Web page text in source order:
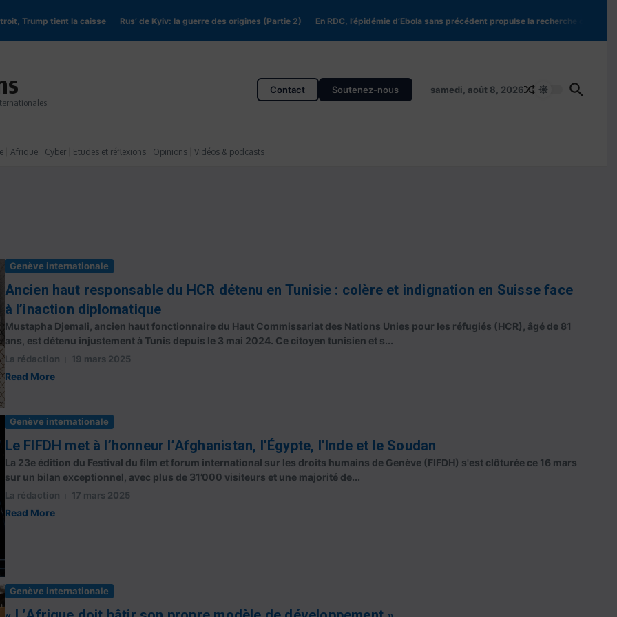
tient la caisse Rus’ de Kyiv: la guerre des origines (Partie 2) En RDC, l’épidémie d’Ebola sans précédent propulse la recherche de nouveaux
Contact Soutenez-nous samedi, août 8, 2026
Afrique Cyber Etudes et réflexions Opinions Vidéos & podcasts
Genève internationale
Ancien haut responsable du HCR détenu en Tunisie : colère et indignation en Suisse face
à l’inaction diplomatique
Mustapha Djemali, ancien haut fonctionnaire du Haut Commissariat des Nations Unies pour les réfugiés (HCR), âgé de 81
ans, est détenu injustement à Tunis depuis le 3 mai 2024. Ce citoyen tunisien et s...
La rédaction 19 mars 2025
Read More
Genève internationale
Le FIFDH met à l’honneur l’Afghanistan, l’Égypte, l’Inde et le Soudan
La 23e édition du Festival du film et forum international sur les droits humains de Genève (FIFDH) s'est clôturée ce 16 mars
sur un bilan exceptionnel, avec plus de 31’000 visiteurs et une majorité de...
La rédaction 17 mars 2025
Read More
Genève internationale